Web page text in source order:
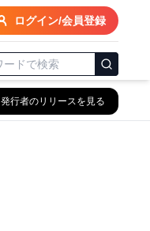
ログイン/会員登録
発行者のリリースを見る